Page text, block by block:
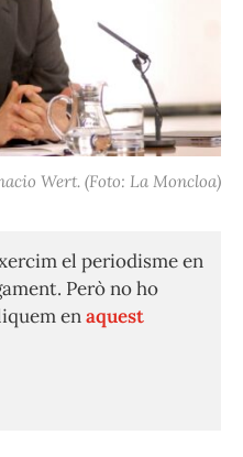
Wert. (Foto: La Moncloa)
el periodisme en
Però no ho
enaquest